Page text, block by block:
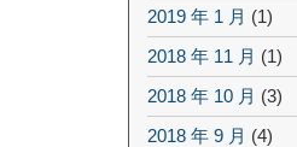
2019 年 1 月 (1)
2018 年 11 月 (1)
2018 年 10 月 (3)
2018 年 9 月 (4)